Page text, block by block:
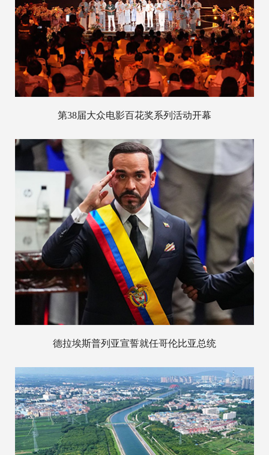
第38届大众电影百花奖系列活动开幕
德拉埃斯普列亚宣誓就任哥伦比亚总统